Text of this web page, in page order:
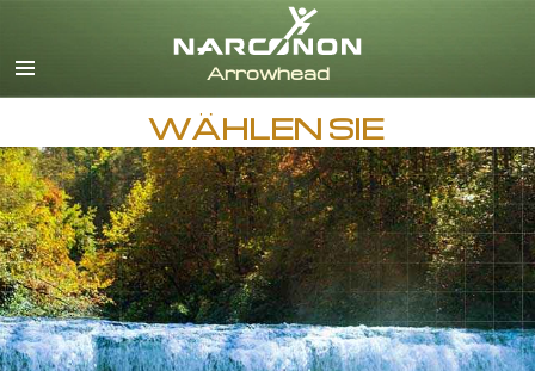
Deutsch
Griechisch
Spanisch
Französisch
Hebräisch
Ungarisch
Italienisch
Japanisch
Niederländisch
WÄHLEN SIE